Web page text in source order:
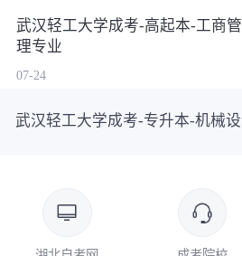
武汉轻工大学成考-高起本-工商管
理专业
07-24